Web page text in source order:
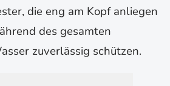
die eng am Kopf anliegen
des gesamten
zuverlässig schützen.